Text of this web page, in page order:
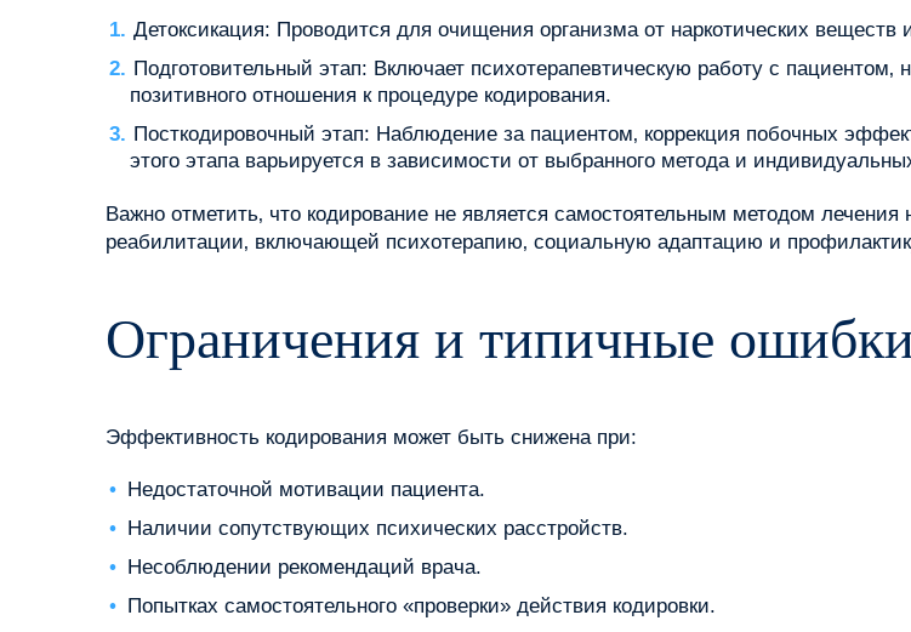
Детоксикация: Проводится для очищения организма от наркотических веществ
Подготовительный этап: Включает психотерапевтическую работу с
позитивного отношения к процедуре кодирования.
Посткодировочный этап: Наблюдение за пациентом‚ коррекция побочных
этого этапа варьируется в зависимости от выбранного метода и
Важно отметить‚ что кодирование не является самостоятельным методом
реабилитации‚ включающей психотерапию‚ социальную адаптацию и
Ограничения и типичные
Эффективность кодирования может быть снижена при:
Недостаточной мотивации пациента.
Наличии сопутствующих психических расстройств.
Несоблюдении рекомендаций врача.
Попытках самостоятельного «проверки» действия кодировки.